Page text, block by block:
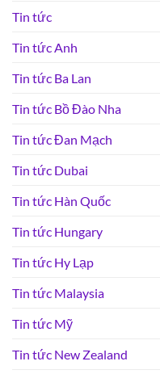
Tin tức
Tin tức Anh
Tin tức Ba Lan
Tin tức Bồ Đào Nha
Tin tức Đan Mạch
Tin tức Dubai
Tin tức Hàn Quốc
Tin tức Hungary
Tin tức Hy Lạp
Tin tức Malaysia
Tin tức Mỹ
Tin tức New Zealand